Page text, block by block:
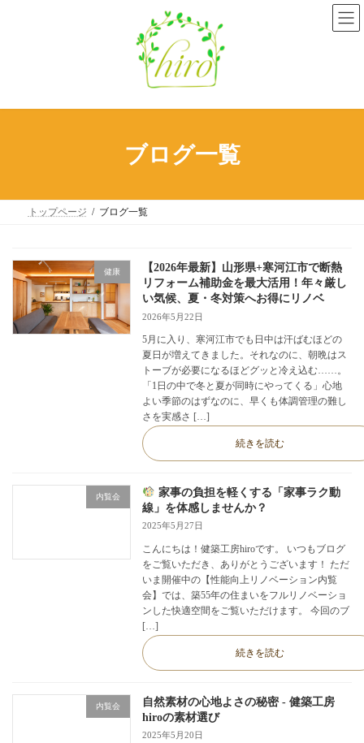
キ
に
ブログ一覧
トップページ ブログ一覧
健康
【2026年最新】山形県+寒河江市で断熱
リフォーム補助金を最大活用！年々厳し
い気候、夏・冬対策へお得にリノベ
2026年5月22日
5月に入り、寒河江市でも日中は汗ばむほどの
夏日が増えてきました。それなのに、朝晩はス
トーブが必要になるほどグッと冷え込む……。
「1日の中で冬と夏が同時にやってくる」心地
よい季節のはずなのに、早くも体調管理の難し
さを実感さ […]
続きを読む
内覧会
家事の負担を軽くする「家事ラク動
線」を体感しませんか？
2025年5月27日
こんにちは！健築工房hiroです。 いつもブログ
をご覧いただき、ありがとうございます！ ただ
いま開催中の【性能向上リノベーション内覧
会】では、築55年の住まいをフルリノベーショ
ンした快適空間をご覧いただけます。 今回のブ
[…]
続きを読む
内覧会
自然素材の心地よさの秘密 - 健築工房
hiroの素材選び
2025年5月20日